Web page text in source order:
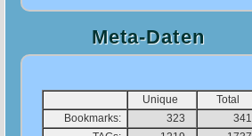
Meta-Daten
Unique
Total
Bookmarks:
323
341